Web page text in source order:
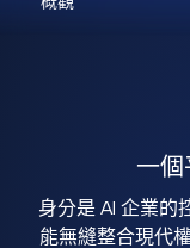
一個
身分是 AI 企業的
能無縫整合現代